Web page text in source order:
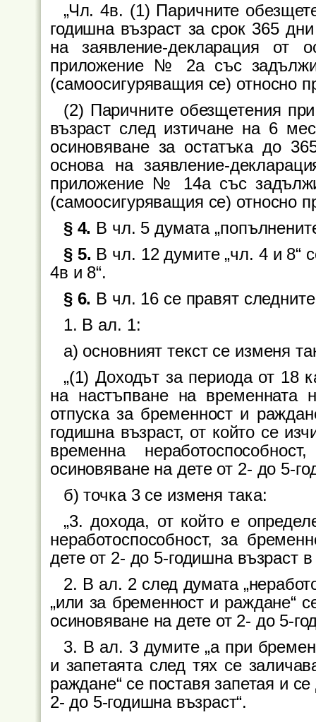
„Чл. 4в. (1) Паричните
годишна възраст за срок 365
на заявление-декларация от
приложение № 2а със
(самоосигуряващия се) относно
(2) Паричните обезщетения
възраст след изтичане на 6
осиновяване за остатъка до
основа на заявление-
приложение № 14а със
(самоосигуряващия се) относно
§ 4. В чл. 5 думата
§ 5. В чл. 12 думите „чл. 4 и 8“
4в и 8“.
§ 6. В чл. 16 се правят
1. В ал. 1:
а) основният текст се изменя
„(1) Доходът за периода от 18
на настъпване на временната
отпуска за бременност и
годишна възраст, от който се
временна
осиновяване на дете от 2- до 5-
б) точка 3 се изменя така:
„3. дохода, от който е
неработоспособност, за
дете от 2- до 5-годишна възраст
2. В ал. 2 след думата
„или за бременност и раждане“
осиновяване на дете от 2- до 5-
3. В ал. 3 думите „а при
и запетаята след тях се
раждане“ се поставя запетая и
2- до 5-годишна възраст“.